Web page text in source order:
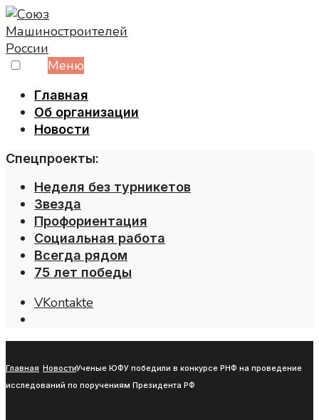
Skip
to
content
Меню
Главная
Об организации
Новости
Спецпроекты:
Неделя без турникетов
Звезда
Профориентация
Социальная работа
Всегда рядом
75 лет победы
VKontakte
Главная НовостиУченые ЮФУ победили в конкурсе РНФ на проведение
исследований по поручениям Президента РФ